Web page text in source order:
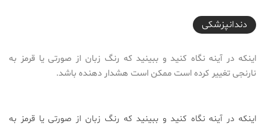
2018-06-22T09:25:21+04:30
دندانپزشکی
اینکه در آینه نگاه کنید و ببینید که رنگ زبان از صورتی یا قرمز به
نارنجی تغییر کرده است ممکن است هشدار دهنده باشد.
اینکه در آینه نگاه کنید و ببینید که رنگ زبان از صورتی یا قرمز به